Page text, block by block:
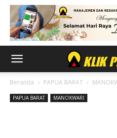
Beranda PAPUA BARAT
PAPUA BARAT MANOKWARI